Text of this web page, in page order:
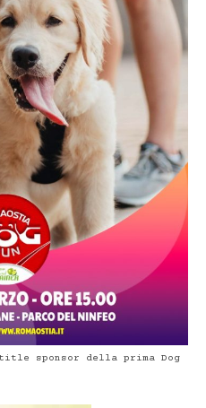
sponsor della prima Dog